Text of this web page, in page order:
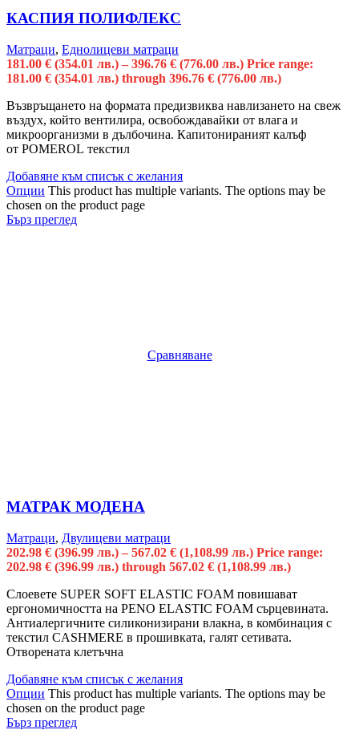
КАСПИЯ ПОЛИФЛЕКС
Матраци, Еднолицеви матраци
181.00 € (354.01 лв.) – 396.76 € (776.00 лв.) Price range:
181.00 € (354.01 лв.) through 396.76 € (776.00 лв.)
Възвръщането на формата предизвиква навлизането на свеж
въздух, който вентилира, освобождавайки от влага и
микроорганизми в дълбочина. Капитонираният калъф
от POMEROL текстил
Добавяне към списък с желания
Опции This product has multiple variants. The options may be
chosen on the product page
Бърз преглед
Сравняване
МАТРАК МОДЕНА
Матраци, Двулицеви матраци
202.98 € (396.99 лв.) – 567.02 € (1,108.99 лв.) Price range:
202.98 € (396.99 лв.) through 567.02 € (1,108.99 лв.)
Слоевете SUPER SOFT ELASTIC FOAM повишават
ергономичността на PENO ELASTIC FOAM сърцевината.
Антиалергичните силиконизирани влакна, в комбинация с
текстил CASHMERE в прошивката, галят сетивата.
Отворената клетъчна
Добавяне към списък с желания
Опции This product has multiple variants. The options may be
chosen on the product page
Бърз преглед